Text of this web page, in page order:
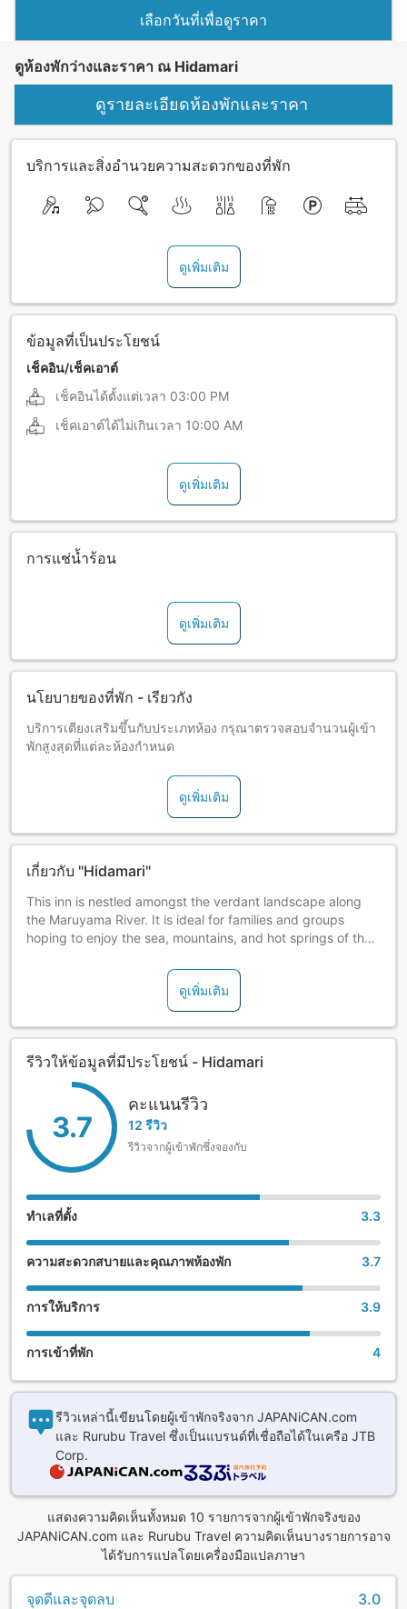
เลือกวันที่เพื่อดูราคา
ดูห้องพักว่างและราคา ณ Hidamari
ดูรายละเอียดห้องพักและราคา
บริการและสิ่งอำนวยความสะดวกของที่พัก
ดูเพิ่มเติม
ข้อมูลที่เป็นประโยชน์
เช็คอิน/เช็คเอาต์
เช็คอินได้ตั้งแต่เวลา 03:00 PM
เช็คเอาต์ได้ไม่เกินเวลา 10:00 AM
ดูเพิ่มเติม
การแช่น้ำร้อน
ดูเพิ่มเติม
นโยบายของที่พัก - เรียวกัง
บริการเตียงเสริมขึ้นกับประเภทห้อง กรุณาตรวจสอบจำนวนผู้เข้า
พักสูงสุดที่แต่ละห้องกำหนด
ดูเพิ่มเติม
เกี่ยวกับ "Hidamari"
This inn is nestled amongst the verdant landscape along
the Maruyama River. It is ideal for families and groups
hoping to enjoy the sea, mountains, and hot springs of the
All guestrooms are equipped with a private toilet, but not a
private bath.
ดูเพิ่มเติม
รีวิวให้ข้อมูลที่มีประโยชน์ - Hidamari
3.7
คะแนนรีวิว
12 รีวิว
รีวิวจากผู้เข้าพักซึ่งจองกับ
ทำเลที่ตั้ง 3.3
ความสะดวกสบายและคุณภาพห้องพัก 3.7
การให้บริการ 3.9
การเข้าที่พัก 4
รีวิวเหล่านี้เขียนโดยผู้เข้าพักจริงจาก JAPANiCAN.com
และ Rurubu Travel ซึ่งเป็นแบรนด์ที่เชื่อถือได้ในเครือ JTB
Corp.
แสดงความคิดเห็นทั้งหมด 10 รายการจากผู้เข้าพักจริงของ
JAPANiCAN.com และ Rurubu Travel ความคิดเห็นบางรายการอาจ
ได้รับการแปลโดยเครื่องมือแปลภาษา
จุดดีและจุดลบ 3.0